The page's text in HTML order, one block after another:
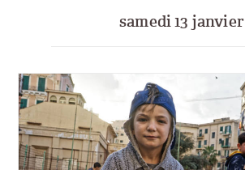
samedi 13 janvier